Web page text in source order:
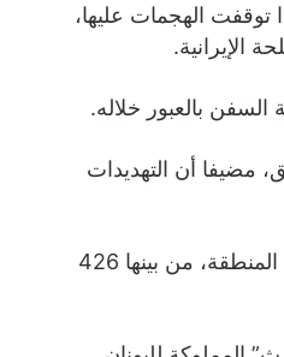
توقفت الهجمات عليها،
الإيرانية.
بالعبور خلاله.
مضيفا أن التهديدات
وبحسب بيانات منصة “مارين ترافيك” (MarineTraffic)، لا تزال مئات السفن متواجدة في المنطقة، من بينها 426